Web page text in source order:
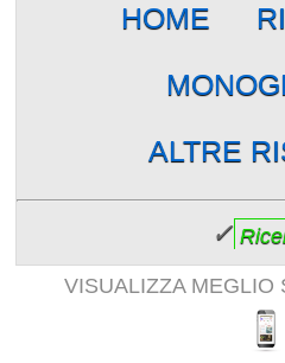
HOME
ALTRE
✓
VISUALIZZA MEGLIO